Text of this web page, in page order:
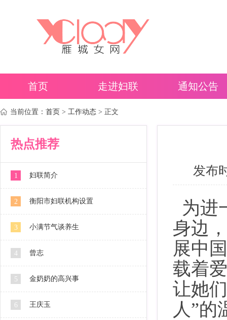
首页 走进妇联 通知公告
当前位置： 首页 > 工作动态 > 正文
热点推荐
1 妇联简介
2 衡阳市妇联机构设置
3 小满节气谈养生
4 曾志
5 金奶奶的高兴事
6 王庆玉
发布
为进
身边，
展中
载着
让她
人”的